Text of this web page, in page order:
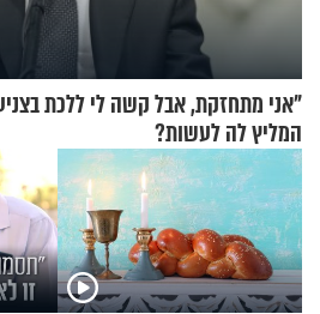
"אני מתחזקת, אבל קשה לי ללכת
המליץ לה לעשות?